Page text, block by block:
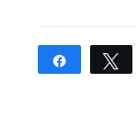
Share